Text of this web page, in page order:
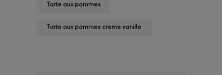
Tarte aux pommes
Tarte aux pommes creme vanille